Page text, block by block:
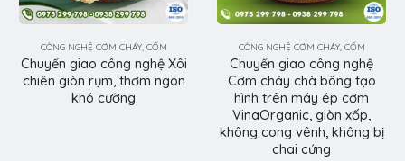
CÔNG NGHỆ CƠM CHÁY, CỐM
Chuyển giao công nghệ Xôi
chiên giòn rụm, thơm ngon
khó cưỡng
CÔNG NGHỆ CƠM CHÁY, CỐM
Chuyển giao công nghệ
Cơm cháy chà bông tạo
hình trên máy ép cơm
VinaOrganic, giòn xốp,
không cong vênh, không bị
chai cứng